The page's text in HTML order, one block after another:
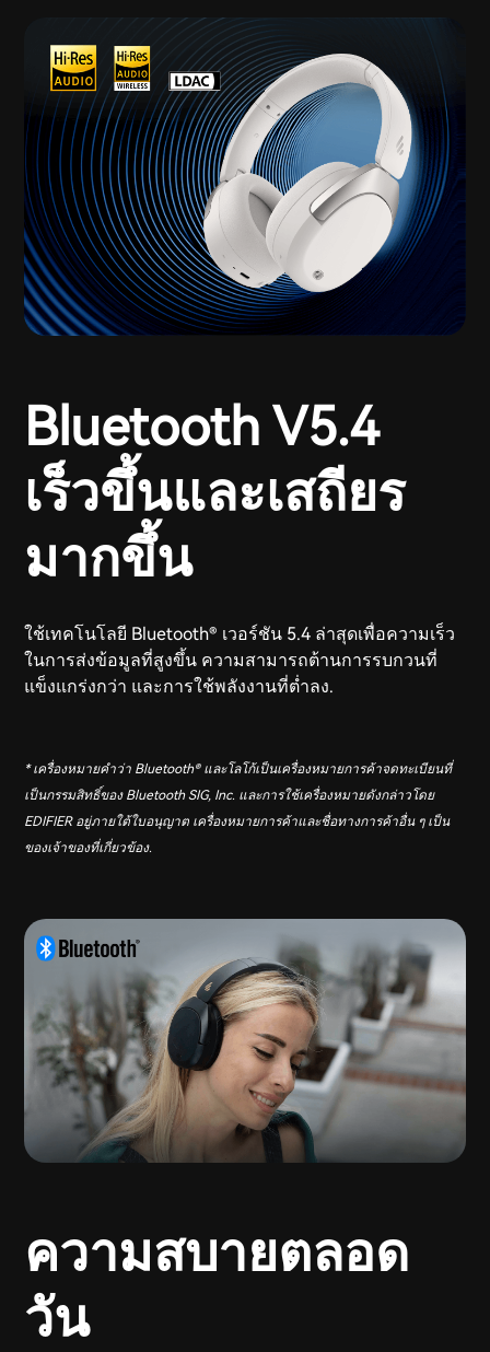
Bluetooth V5.4
เร็วขึ้นและเสถียร
มากขึ้น
ใช้เทคโนโลยี Bluetooth® เวอร์ชัน 5.4 ล่าสุดเพื่อความเร็ว
ในการส่งข้อมูลที่สูงขึ้น ความสามารถต้านการรบกวนที่
แข็งแกร่งกว่า และการใช้พลังงานที่ต่ำลง.
* เครื่องหมายคำว่า Bluetooth® และโลโก้เป็นเครื่องหมายการค้าจดทะเบียนที่
เป็นกรรมสิทธิ์ของ Bluetooth SIG, Inc. และการใช้เครื่องหมายดังกล่าวโดย
EDIFIER อยู่ภายใต้ใบอนุญาต เครื่องหมายการค้าและชื่อทางการค้าอื่น ๆ เป็น
ของเจ้าของที่เกี่ยวข้อง.
ความสบายตลอด
วัน